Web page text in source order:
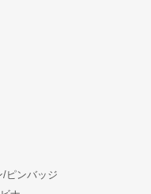
/ピンバッジ